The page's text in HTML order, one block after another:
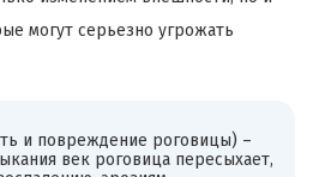
могут серьезно угрожать
и повреждение роговицы) –
век роговица пересыхает,